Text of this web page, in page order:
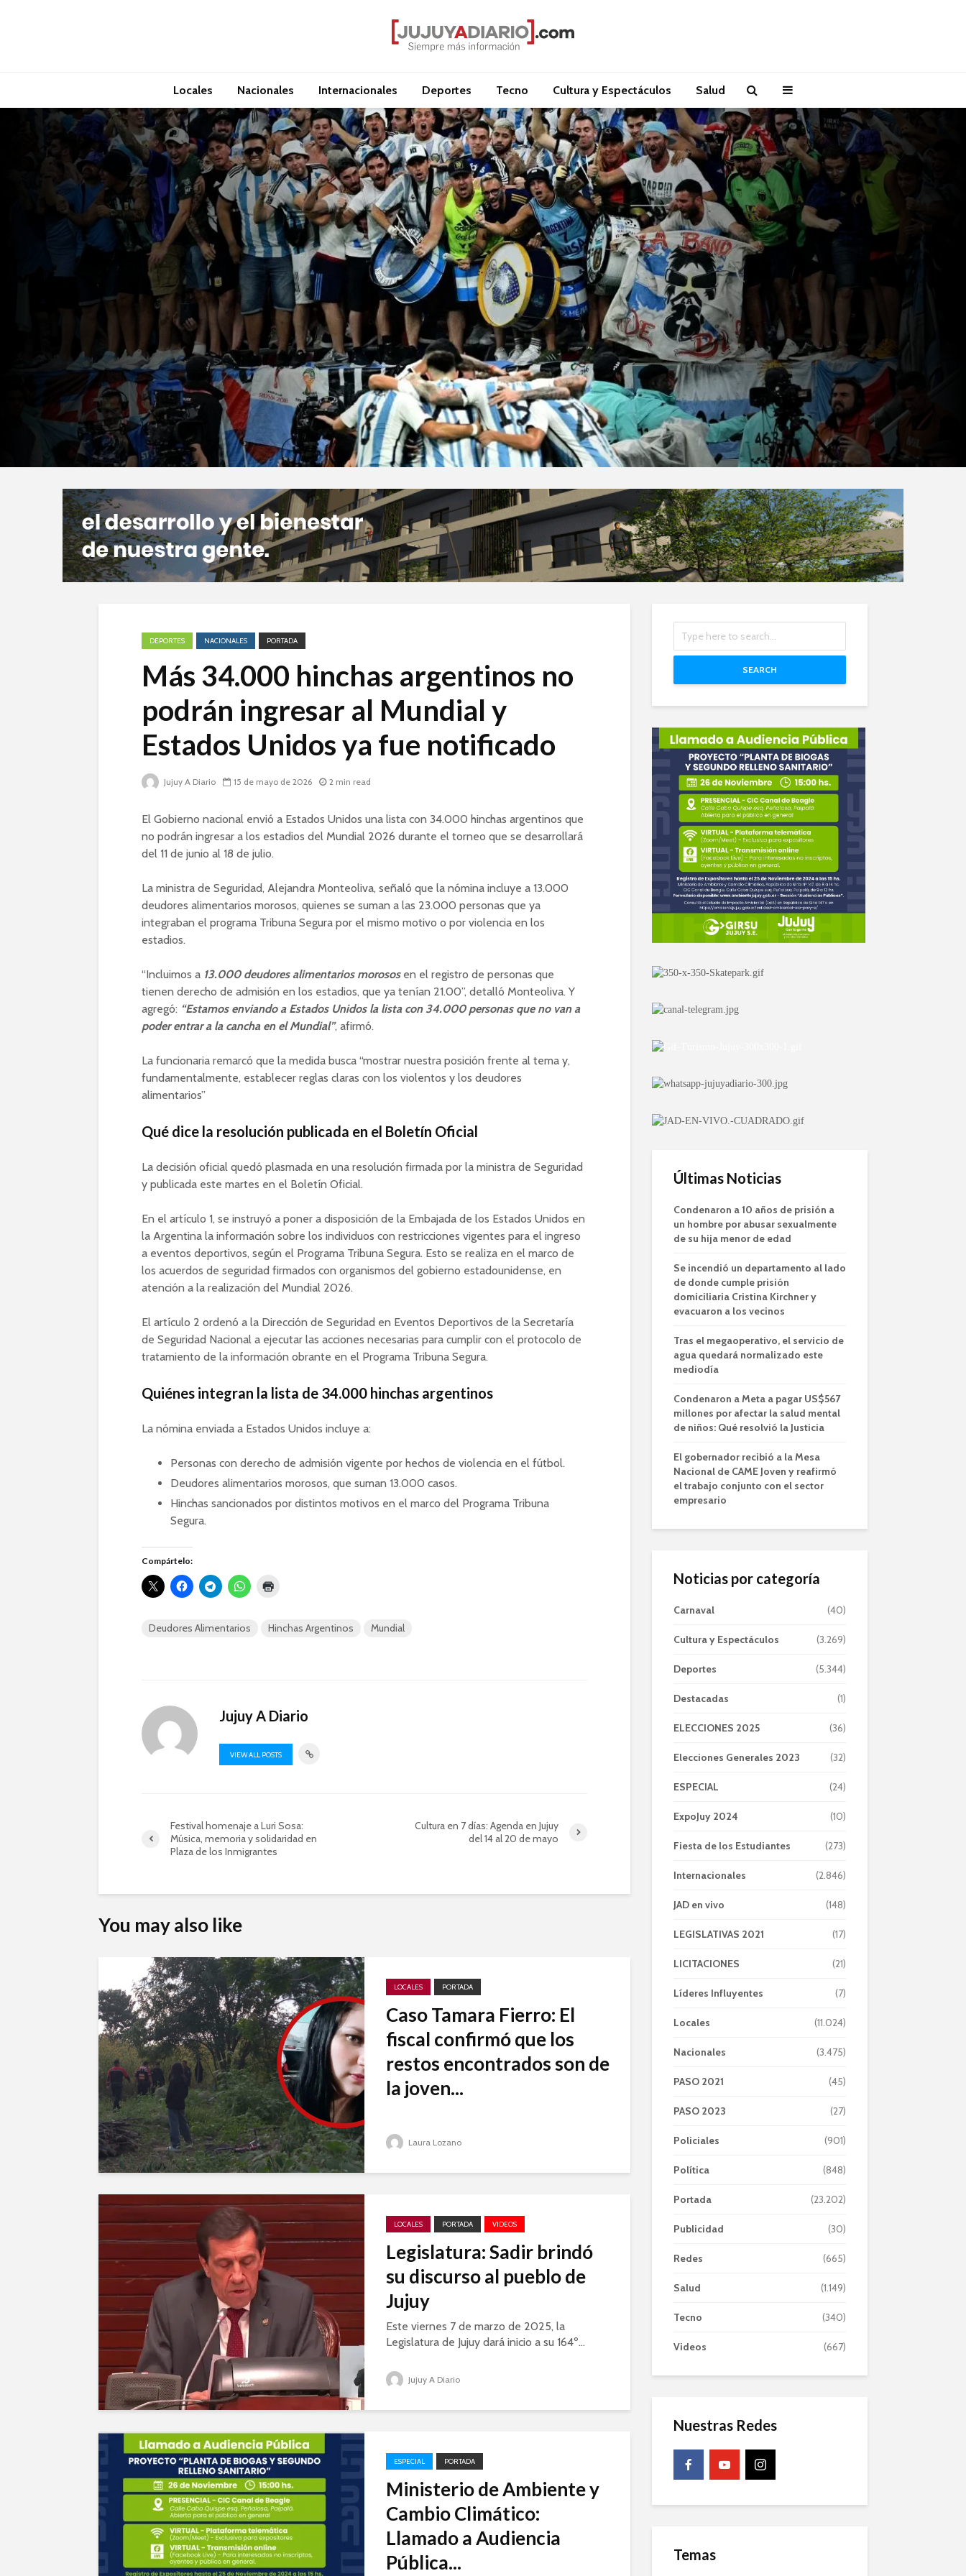
Locales Nacionales Internacionales Deportes Tecno Cultura y Espectáculos Salud
DEPORTES NACIONALES PORTADA
Más 34.000 hinchas argentinos no
podrán ingresar al Mundial y
Estados Unidos ya fue notificado
Jujuy A Diario 15 de mayo de 2026 2 min read
El Gobierno nacional envió a Estados Unidos una lista con 34.000 hinchas argentinos que
no podrán ingresar a los estadios del Mundial 2026 durante el torneo que se desarrollará
del 11 de junio al 18 de julio.
La ministra de Seguridad, Alejandra Monteoliva, señaló que la nómina incluye a 13.000
deudores alimentarios morosos, quienes se suman a las 23.000 personas que ya
integraban el programa Tribuna Segura por el mismo motivo o por violencia en los
estadios.
“Incluimos a 13.000 deudores alimentarios morososen el registro de personas que
tienen derecho de admisión en los estadios, que ya tenían 21.00”, detalló Monteoliva. Y
agregó: “Estamos enviando a Estados Unidos la lista con 34.000 personas que no van a
poder entrar a la cancha en el Mundial”, afirmó.
La funcionaria remarcó que la medida busca “mostrar nuestra posición frente al tema y,
fundamentalmente, establecer reglas claras con los violentos y los deudores
alimentarios”
Qué dice la resolución publicada en el Boletín Oficial
La decisión oficial quedó plasmada en una resolución firmada por la ministra de Seguridad
y publicada este martes en el Boletín Oficial.
En el artículo 1, se instruyó a poner a disposición de la Embajada de los Estados Unidos en
la Argentina la información sobre los individuos con restricciones vigentes para el ingreso
a eventos deportivos, según el Programa Tribuna Segura. Esto se realiza en el marco de
los acuerdos de seguridad firmados con organismos del gobierno estadounidense, en
atención a la realización del Mundial 2026.
El artículo 2 ordenó a la Dirección de Seguridad en Eventos Deportivos de la Secretaría
de Seguridad Nacional a ejecutar las acciones necesarias para cumplir con el protocolo de
tratamiento de la información obrante en el Programa Tribuna Segura.
Quiénes integran la lista de 34.000 hinchas argentinos
La nómina enviada a Estados Unidos incluye a:
Personas con derecho de admisión vigente por hechos de violencia en el fútbol.
Deudores alimentarios morosos, que suman 13.000 casos.
Hinchas sancionados por distintos motivos en el marco del Programa Tribuna
Segura.
Compártelo:
Deudores Alimentarios Hinchas Argentinos Mundial
Jujuy A Diario
VIEW ALL POSTS
Festival homenaje a Luri Sosa:
Música, memoria y solidaridad en
Plaza de los Inmigrantes
Cultura en 7 días: Agenda en Jujuy
del 14 al 20 de mayo
You may also like
LOCALES PORTADA
Caso Tamara Fierro: El
fiscal confirmó que los
restos encontrados son de
la joven...
Laura Lozano
LOCALES PORTADA VIDEOS
Legislatura: Sadir brindó
su discurso al pueblo de
Jujuy
Este viernes 7 de marzo de 2025, la
Legislatura de Jujuy dará inicio a su 164º...
Jujuy A Diario
ESPECIAL PORTADA
Ministerio de Ambiente y
Cambio Climático:
Llamado a Audiencia
Pública...
SEARCH
Últimas Noticias
Condenaron a 10 años de prisión a
un hombre por abusar sexualmente
de su hija menor de edad
Se incendió un departamento al lado
de donde cumple prisión
domiciliaria Cristina Kirchner y
evacuaron a los vecinos
Tras el megaoperativo, el servicio de
agua quedará normalizado este
mediodía
Condenaron a Meta a pagar US$567
millones por afectar la salud mental
de niños: Qué resolvió la Justicia
El gobernador recibió a la Mesa
Nacional de CAME Joven y reafirmó
el trabajo conjunto con el sector
empresario
Noticias por categoría
Carnaval (40)
Cultura y Espectáculos (3.269)
Deportes (5.344)
Destacadas (1)
ELECCIONES 2025 (36)
Elecciones Generales 2023 (32)
ESPECIAL (24)
ExpoJuy 2024 (10)
Fiesta de los Estudiantes (273)
Internacionales (2.846)
JAD en vivo (148)
LEGISLATIVAS 2021 (17)
LICITACIONES (21)
Líderes Influyentes (7)
Locales (11.024)
Nacionales (3.475)
PASO 2021 (45)
PASO 2023 (27)
Policiales (901)
Política (848)
Portada (23.202)
Publicidad (30)
Redes (665)
Salud (1.149)
Tecno (340)
Videos (667)
Nuestras Redes
Temas